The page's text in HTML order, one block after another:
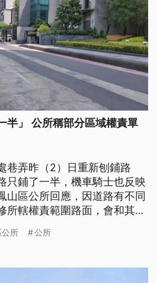
半」 公所稱部分區域權責單
巷弄昨（2）日重新刨鋪路
只鋪了一半，機車騎士也反映
山區公所回應，因道路有不同
所轄權責範圍路面，會和其他
公所 公所